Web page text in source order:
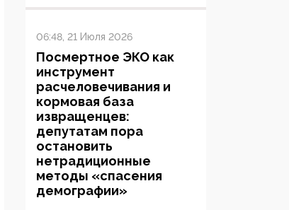
06:48, 21 Июля 2026
Посмертное ЭКО как
инструмент
расчеловечивания и
кормовая база
извращенцев:
депутатам пора
остановить
нетрадиционные
методы «спасения
демографии»